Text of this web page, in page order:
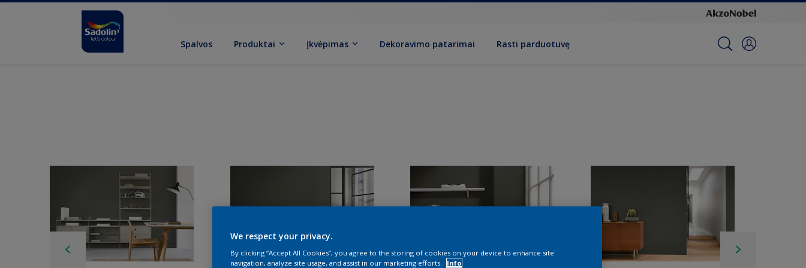
Spalvos Produktai Įkvėpimas Dekoravimo patarimai Rasti parduotuvę
We respect your privacy.
By clicking “Accept All Cookies”, you agree to the storing of cookies on your device to enhance site
navigation, analyze site usage, and assist in our marketing efforts.
Info